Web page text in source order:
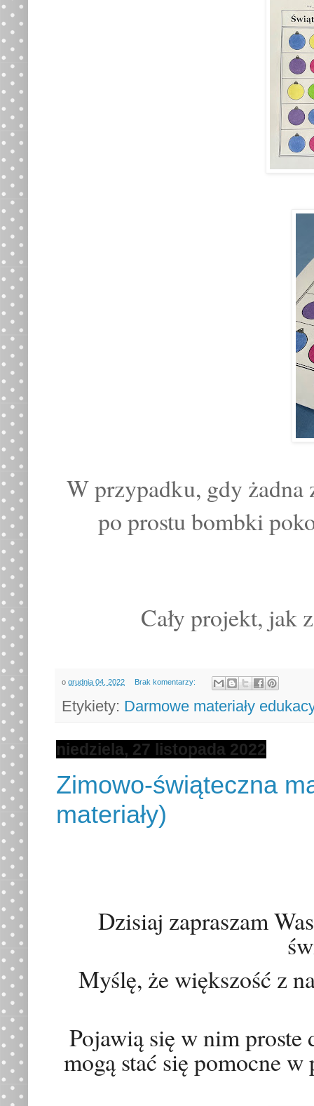
W przypadku, gdy
po prostu bombki
Cały projekt, jak
o grudnia 04, 2022 Brak komentarzy:
Etykiety: Darmowe materiały
niedziela, 27 listopada 2022
Zimowo-świąteczna
materiały)
Dzisiaj zapraszam
Myślę, że większość z
Pojawią się w nim
mogą stać się pomocne